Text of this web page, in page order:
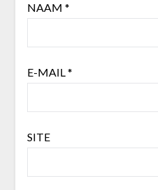
NAAM *
E-MAIL*
SITE